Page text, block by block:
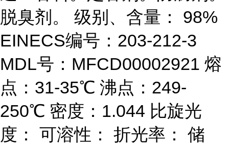
脱臭剂。 级别、含量： 98%
EINECS编号：203-212-3
MDL号：MFCD00002921 熔
点：31-35℃ 沸点：249-
250℃ 密度：1.044 比旋光
度： 可溶性： 折光率： 储